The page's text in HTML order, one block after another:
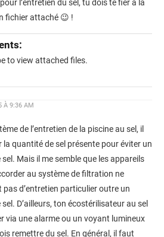
l’entretien du sel, tu dois te fier à la
fichier attaché 😉 !
to view attached files.
À 9:36 AM
de l’entretien de la piscine au sel, il
quantité de sel présente pour éviter un
Mais il me semble que les appareils
au système de filtration ne
pas d’entretien particulier outre un
D’ailleurs, ton écostérilisateur au sel
via une alarme ou un voyant lumineux
remettre du sel. En général, il faut